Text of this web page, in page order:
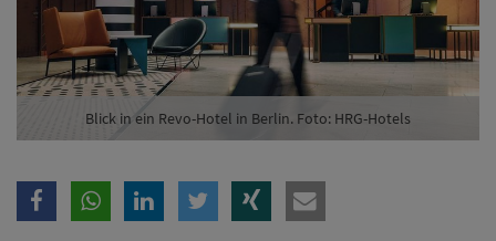
Blick in ein Revo-Hotel in Berlin. Foto: HRG-Hotels
Anmelden Danke, heute nicht